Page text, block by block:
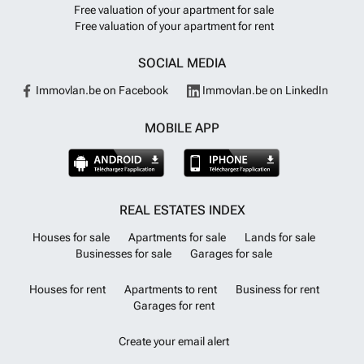
Free valuation of your apartment for sale
Free valuation of your apartment for rent
SOCIAL MEDIA
Immovlan.be on Facebook Immovlan.be on LinkedIn
MOBILE APP
REAL ESTATES INDEX
Houses for sale Apartments for sale
Lands for sale
Businesses for sale
Garages for sale
Houses for rent Apartments to rent
Business for rent
Garages for rent
Create your email alert